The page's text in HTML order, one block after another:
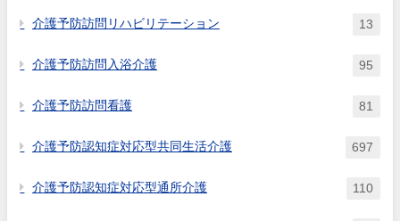
介護予防訪問リハビリテーション 13
介護予防訪問入浴介護 95
介護予防訪問看護 81
介護予防認知症対応型共同生活介護 697
介護予防認知症対応型通所介護 110